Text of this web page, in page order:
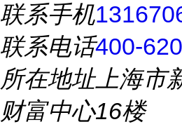
联系手机
联系电话400-
所在地址上海市
财富中心16楼